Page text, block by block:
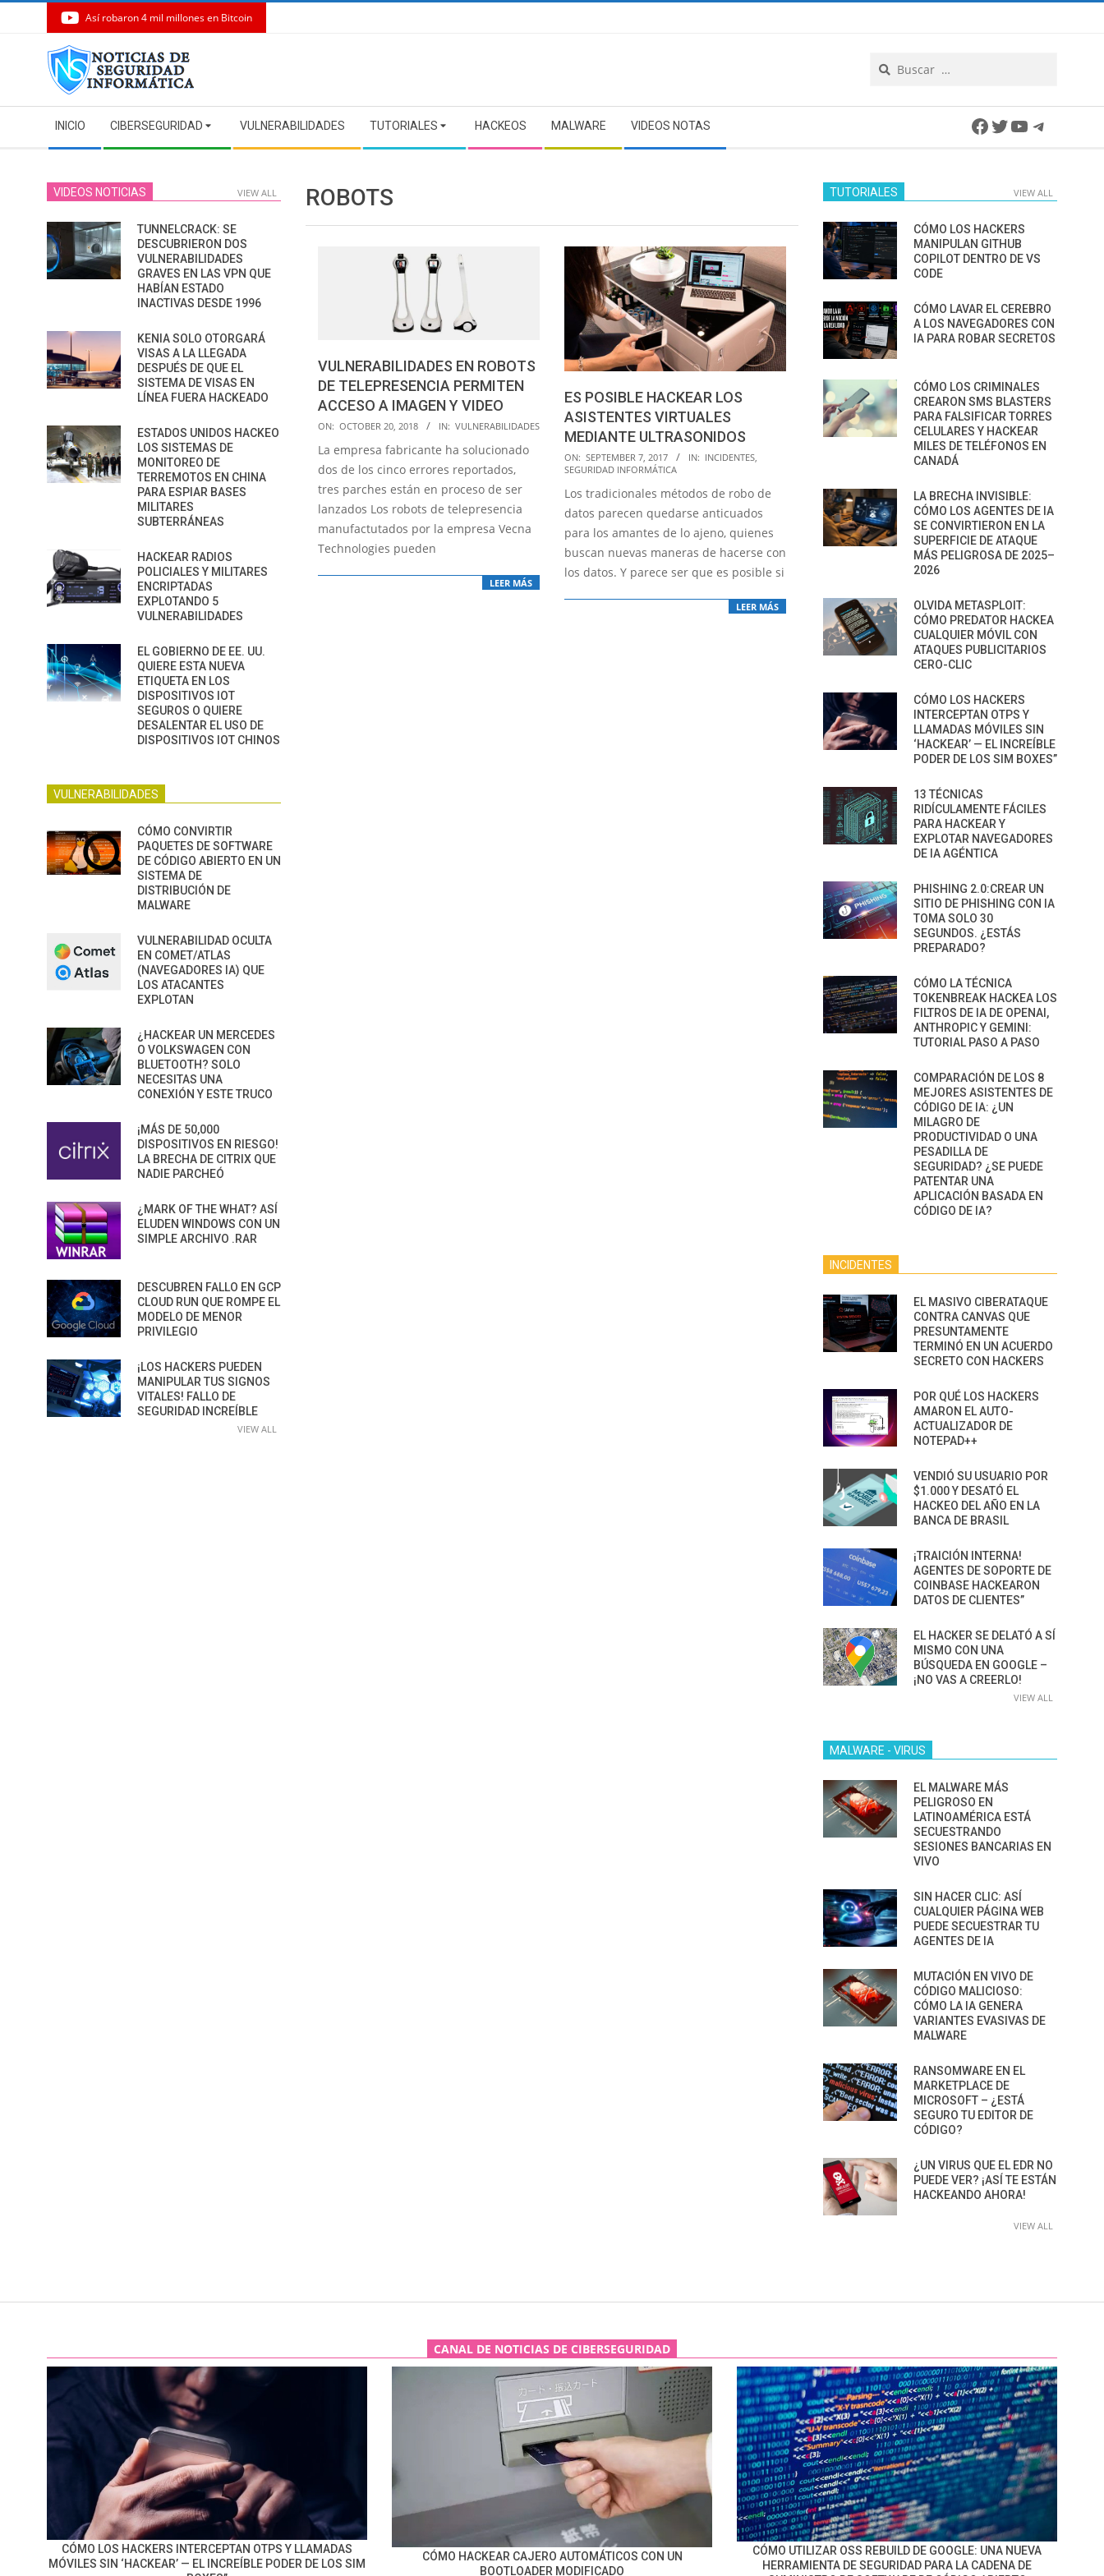
Así robaron 4 mil millones en Bitcoin
Navigation
Menu
INICIO CIBERSEGURIDAD VULNERABILIDADES TUTORIALES HACKEOS MALWARE VIDEOS NOTAS Facebook
Twitter
YouTube
ROBOTS
VULNERABILIDADES EN ROBOTS
DE TELEPRESENCIA PERMITEN
ACCESO A IMAGEN Y VIDEO
2018-
10-
20
ON: OCTOBER 20, 2018 IN: VULNERABILIDADES
La empresa fabricante ha solucionado
dos de los cinco errores reportados,
tres parches están en proceso de ser
lanzados Los robots de telepresencia
manufactutados por la empresa Vecna
Technologies pueden
LEER MÁS
ES POSIBLE HACKEAR LOS
ASISTENTES VIRTUALES
MEDIANTE ULTRASONIDOS
2017-
09-
07
ON: SEPTEMBER 7, 2017 IN: INCIDENTES,
SEGURIDAD INFORMÁTICA
Los tradicionales métodos de robo de
datos parecen quedarse anticuados
para los amantes de lo ajeno, quienes
buscan nuevas maneras de hacerse con
los datos. Y parece ser que es posible si
LEER MÁS
VIDEOS NOTICIAS VIEW ALL
TUNNELCRACK: SE
DESCUBRIERON DOS
VULNERABILIDADES
GRAVES EN LAS VPN QUE
HABÍAN ESTADO
INACTIVAS DESDE 1996
KENIA SOLO OTORGARÁ
VISAS A LA LLEGADA
DESPUÉS DE QUE EL
SISTEMA DE VISAS EN
LÍNEA FUERA HACKEADO
ESTADOS UNIDOS HACKEO
LOS SISTEMAS DE
MONITOREO DE
TERREMOTOS EN CHINA
PARA ESPIAR BASES
MILITARES
SUBTERRÁNEAS
HACKEAR RADIOS
POLICIALES Y MILITARES
ENCRIPTADAS
EXPLOTANDO 5
VULNERABILIDADES
EL GOBIERNO DE EE. UU.
QUIERE ESTA NUEVA
ETIQUETA EN LOS
DISPOSITIVOS IOT
SEGUROS O QUIERE
DESALENTAR EL USO DE
DISPOSITIVOS IOT CHINOS
VULNERABILIDADES
CÓMO CONVIRTIR
PAQUETES DE SOFTWARE
DE CÓDIGO ABIERTO EN UN
SISTEMA DE
DISTRIBUCIÓN DE
MALWARE
VULNERABILIDAD OCULTA
EN COMET/ATLAS
(NAVEGADORES IA) QUE
LOS ATACANTES
EXPLOTAN
¿HACKEAR UN MERCEDES
O VOLKSWAGEN CON
BLUETOOTH? SOLO
NECESITAS UNA
CONEXIÓN Y ESTE TRUCO
¡MÁS DE 50,000
DISPOSITIVOS EN RIESGO!
LA BRECHA DE CITRIX QUE
NADIE PARCHEÓ
¿MARK OF THE WHAT? ASÍ
ELUDEN WINDOWS CON UN
SIMPLE ARCHIVO .RAR
DESCUBREN FALLO EN GCP
CLOUD RUN QUE ROMPE EL
MODELO DE MENOR
PRIVILEGIO
¡LOS HACKERS PUEDEN
MANIPULAR TUS SIGNOS
VITALES! FALLO DE
SEGURIDAD INCREÍBLE
VIEW ALL
TUTORIALES VIEW ALL
CÓMO LOS HACKERS
MANIPULAN GITHUB
COPILOT DENTRO DE VS
CODE
CÓMO LAVAR EL CEREBRO
A LOS NAVEGADORES CON
IA PARA ROBAR SECRETOS
CÓMO LOS CRIMINALES
CREARON SMS BLASTERS
PARA FALSIFICAR TORRES
CELULARES Y HACKEAR
MILES DE TELÉFONOS EN
CANADÁ
LA BRECHA INVISIBLE:
CÓMO LOS AGENTES DE IA
SE CONVIRTIERON EN LA
SUPERFICIE DE ATAQUE
MÁS PELIGROSA DE 2025–
2026
OLVIDA METASPLOIT:
CÓMO PREDATOR HACKEA
CUALQUIER MÓVIL CON
ATAQUES PUBLICITARIOS
CERO-CLIC
CÓMO LOS HACKERS
INTERCEPTAN OTPS Y
LLAMADAS MÓVILES SIN
‘HACKEAR’ — EL INCREÍBLE
PODER DE LOS SIM BOXES”
13 TÉCNICAS
RIDÍCULAMENTE FÁCILES
PARA HACKEAR Y
EXPLOTAR NAVEGADORES
DE IA AGÉNTICA
PHISHING 2.0:CREAR UN
SITIO DE PHISHING CON IA
TOMA SOLO 30
SEGUNDOS. ¿ESTÁS
PREPARADO?
CÓMO LA TÉCNICA
TOKENBREAK HACKEA LOS
FILTROS DE IA DE OPENAI,
ANTHROPIC Y GEMINI:
TUTORIAL PASO A PASO
COMPARACIÓN DE LOS 8
MEJORES ASISTENTES DE
CÓDIGO DE IA: ¿UN
MILAGRO DE
PRODUCTIVIDAD O UNA
PESADILLA DE
SEGURIDAD? ¿SE PUEDE
PATENTAR UNA
APLICACIÓN BASADA EN
CÓDIGO DE IA?
INCIDENTES
EL MASIVO CIBERATAQUE
CONTRA CANVAS QUE
PRESUNTAMENTE
TERMINÓ EN UN ACUERDO
SECRETO CON HACKERS
POR QUÉ LOS HACKERS
AMARON EL AUTO-
ACTUALIZADOR DE
NOTEPAD++
VENDIÓ SU USUARIO POR
$1.000 Y DESATÓ EL
HACKEO DEL AÑO EN LA
BANCA DE BRASIL
¡TRAICIÓN INTERNA!
AGENTES DE SOPORTE DE
COINBASE HACKEARON
DATOS DE CLIENTES”
EL HACKER SE DELATÓ A SÍ
MISMO CON UNA
BÚSQUEDA EN GOOGLE –
¡NO VAS A CREERLO!
VIEW ALL
MALWARE - VIRUS
EL MALWARE MÁS
PELIGROSO EN
LATINOAMÉRICA ESTÁ
SECUESTRANDO
SESIONES BANCARIAS EN
VIVO
SIN HACER CLIC: ASÍ
CUALQUIER PÁGINA WEB
PUEDE SECUESTRAR TU
AGENTES DE IA
MUTACIÓN EN VIVO DE
CÓDIGO MALICIOSO:
CÓMO LA IA GENERA
VARIANTES EVASIVAS DE
MALWARE
RANSOMWARE EN EL
MARKETPLACE DE
MICROSOFT – ¿ESTÁ
SEGURO TU EDITOR DE
CÓDIGO?
¿UN VIRUS QUE EL EDR NO
PUEDE VER? ¡ASÍ TE ESTÁN
HACKEANDO AHORA!
VIEW ALL
CANAL DE NOTICIAS DE CIBERSEGURIDAD
CÓMO LOS HACKERS INTERCEPTAN OTPS Y LLAMADAS
MÓVILES SIN ‘HACKEAR’ — EL INCREÍBLE PODER DE LOS SIM
CÓMO HACKEAR CAJERO AUTOMÁTICOS CON UN
BOOTLOADER MODIFICADO
CÓMO UTILIZAR OSS REBUILD DE GOOGLE: UNA NUEVA
HERRAMIENTA DE SEGURIDAD PARA LA CADENA DE